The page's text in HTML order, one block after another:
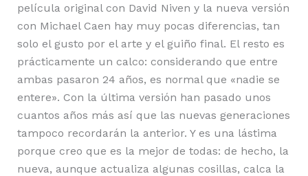
película original con David Niven y la nueva versión
con Michael Caen hay muy pocas diferencias, tan
solo el gusto por el arte y el guiño final. El resto es
prácticamente un calco: considerando que entre
ambas pasaron 24 años, es normal que «nadie se
entere». Con la última versión han pasado unos
cuantos años más así que las nuevas generaciones
tampoco recordarán la anterior. Y es una lástima
porque creo que es la mejor de todas: de hecho, la
nueva, aunque actualiza algunas cosillas, calca la